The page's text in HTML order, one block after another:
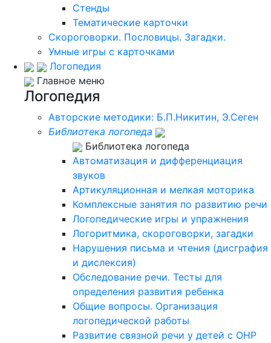
Стенды
Тематические карточки
Скороговорки. Пословицы. Загадки.
Умные игры с карточками
Логопедия
Главное меню
Логопедия
Авторские методики: Б.П.Никитин, Э.Сеген
Библиотека логопеда
Библиотека логопеда
Автоматизация и дифференциация
звуков
Артикуляционная и мелкая моторика
Комплексные занятия по развитию речи
Логопедические игры и упражнения
Логоритмика, скороговорки, загадки
Нарушения письма и чтения (дисграфия
и дислексия)
Обследование речи. Тесты для
определения развития ребенка
Общие вопросы. Организация
логопедической работы
Развитие связной речи у детей с ОНР